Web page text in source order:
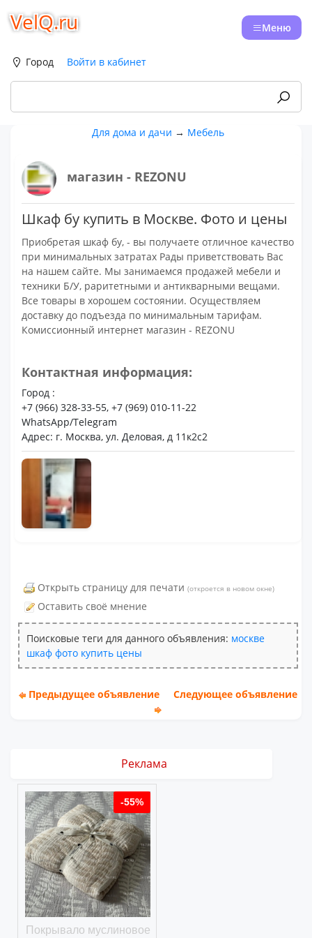
VelQ.ru Меню
Город Войти в кабинет
Для дома и дачи → Мебель
магазин - REZONU
Шкаф бу купить в Москве. Фото и цены
Приобретая шкаф бу, - вы получаете отличное качество
при минимальных затратах Рады приветствовать Вас
на нашем сайте. Мы занимаемся продажей мебели и
техники Б/У, раритетными и антикварными вещами.
Все товары в хорошем состоянии. Осуществляем
доставку до подъезда по минимальным тарифам.
Комиссионный интернет магазин - REZONU
Контактная информация:
Город :
+7 (966) 328-33-55, +7 (969) 010-11-22
WhatsApp/Telegram
Адрес: г. Москва, ул. Деловая, д 11к2с2
Открыть страницу для печати (откроется в новом окне)
Оставить своё мнение
Поисковые теги для данного объявления: москве
шкаф фото купить цены
Предыдущее объявление Следующее объявление
Реклама
-55%
Покрывало муслиновое